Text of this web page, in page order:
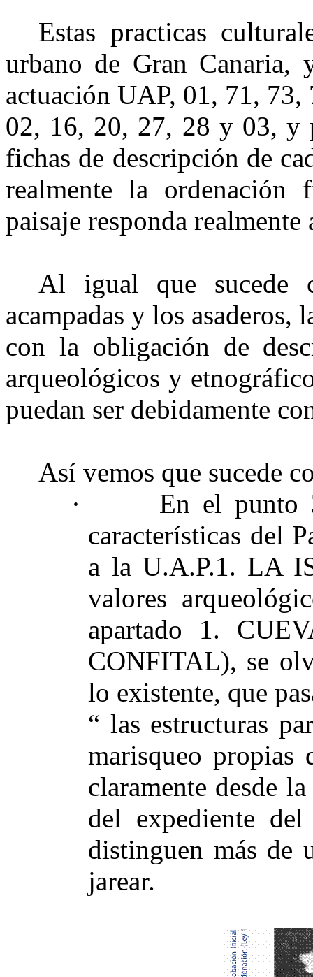
Estas practicas
urbano de Gran Canaria,
actuación UAP, 01, 71,
02, 16, 20, 27, 28 y 03, y
fichas de descripción de
realmente la ordenación
paisaje responda
Al igual que sucede
acampadas y los
con la obligación de
arqueológicos y
puedan ser debidamente
Así vemos que sucede
·
En el punto
características del
a la U.A.P.1. LA
valores
apartado 1.
CONFITAL), se
lo existente, que
“ las estructuras
marisqueo propias
claramente desde
del expediente
distinguen más de
jarear.